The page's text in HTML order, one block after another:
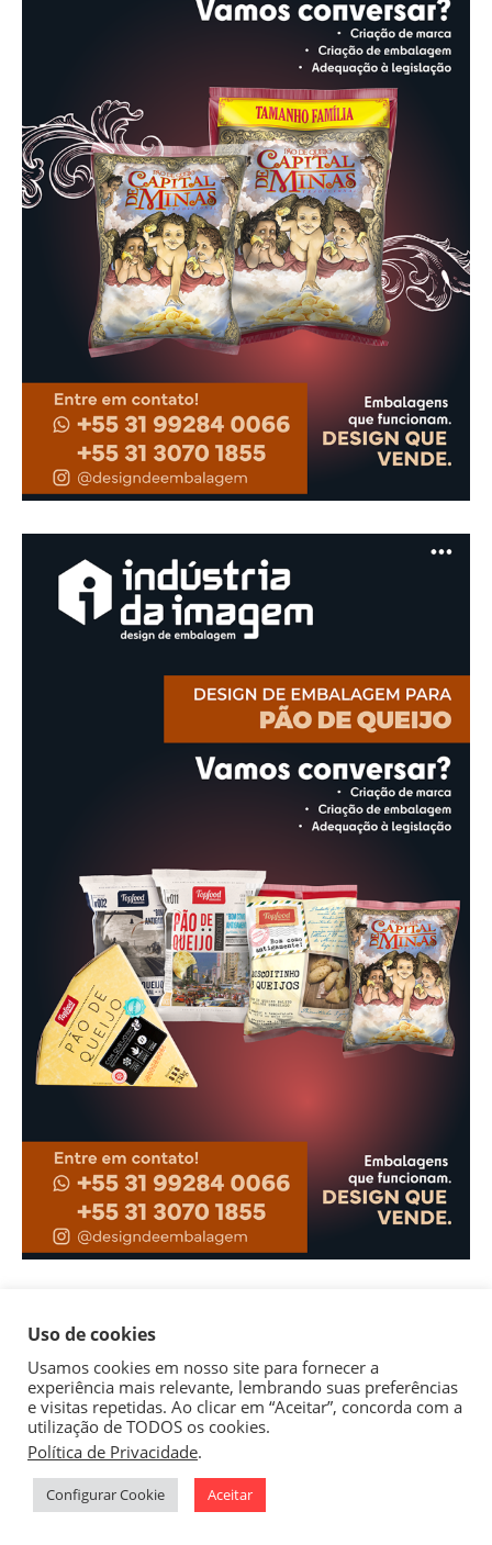
Uso de cookies
Usamos cookies em nosso site para fornecer a
experiência mais relevante, lembrando suas preferências
e visitas repetidas. Ao clicar em “Aceitar”, concorda com a
utilização de TODOS os cookies.
Política de Privacidade.
Configurar Cookie Aceitar